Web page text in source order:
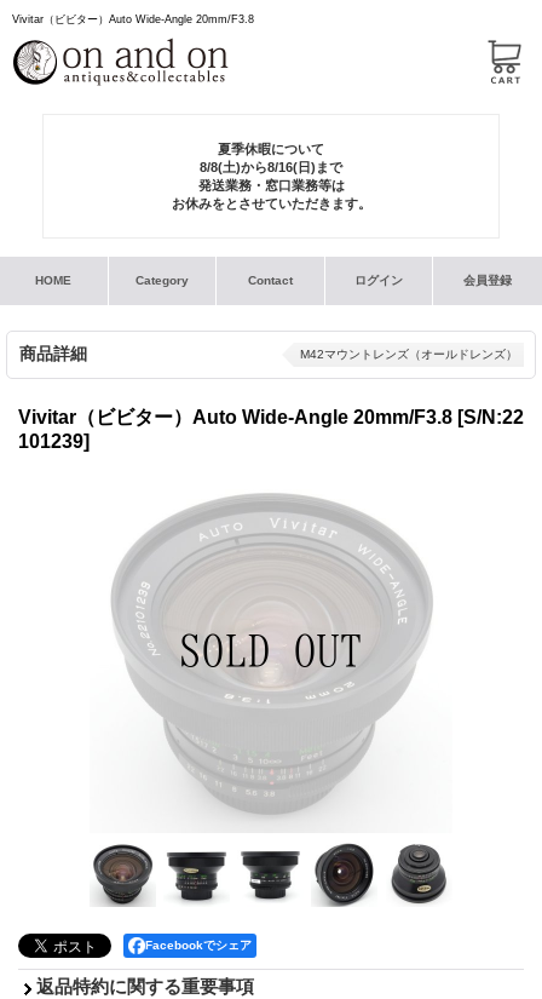
Vivitar（ビビター）Auto Wide-Angle 20mm/F3.8
夏季休暇について
8/8(土)から8/16(日)まで
発送業務・窓口業務等は
お休みをとさせていただきます。
HOME Category Contact ログイン 会員登録
商品詳細 M42マウントレンズ（オールドレンズ）
Vivitar（ビビター）Auto Wide-Angle 20mm/F3.8 [S/N:22
101239]
Facebookでシェア
返品特約に関する重要事項